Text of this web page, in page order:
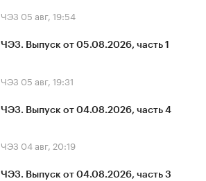
ЧЭЗ 05 авг, 19:54
ЧЭЗ. Выпуск от 05.08.2026, часть 1
ЧЭЗ 05 авг, 19:31
ЧЭЗ. Выпуск от 04.08.2026, часть 4
ЧЭЗ 04 авг, 20:19
ЧЭЗ. Выпуск от 04.08.2026, часть 3